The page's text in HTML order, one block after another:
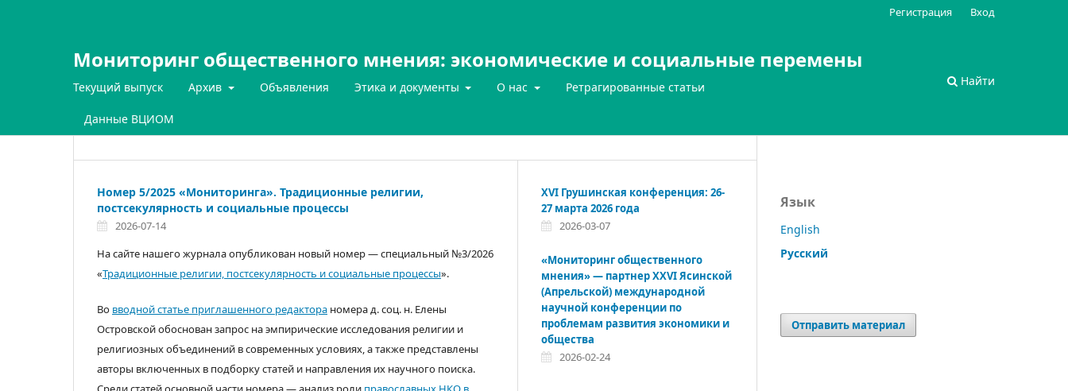
Мониторинг общественного мнения: экономические и социальные перемены
Текущий выпуск Архив Объявления Этика и документы О нас Ретрагированные статьи
Данные ВЦИОМ
Найти
Регистрация Вход
Номер 5/2025 «Мониторинга». Традиционные религии,
постсекулярность и социальные процессы
2026-07-14
На сайте нашего журнала опубликован новый номер — специальный №3/2026
«Традиционные религии, постсекулярность и социальные процессы».
Во вводной статье приглашенного редактора номера д. соц. н. Елены
Островской обоснован запрос на эмпирические исследования религии и
религиозных объединений в современных условиях, а также представлены
авторы включенных в подборку статей и направления их научного поиска.
XVI Грушинская конференция: 26-
27 марта 2026 года
2026-03-07
«Мониторинг общественного
мнения» — партнер XXVI Ясинской
(Апрельской) международной
научной конференции по
проблемам развития экономики и
общества
2026-02-24
Язык
English
Русский
Отправить материал